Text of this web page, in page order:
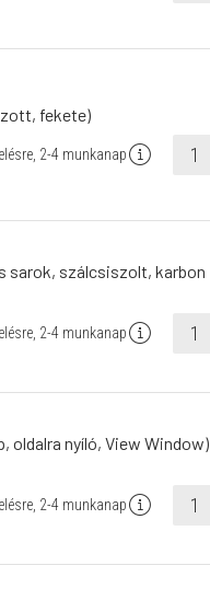
fekete)
2-4 munkanapinfo
sarok, szálcsiszolt, karbon
2-4 munkanapinfo
oldalra nyíló, View Window)
2-4 munkanapinfo